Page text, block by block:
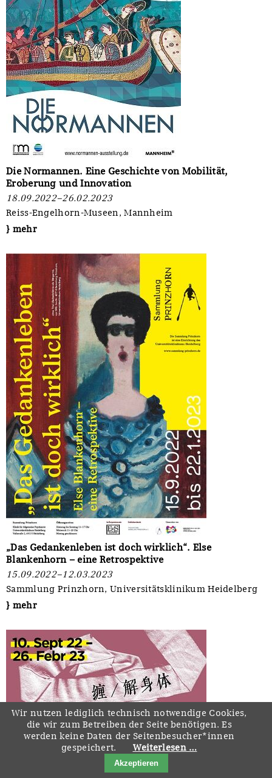
Die Normannen. Eine Geschichte von Mobilität,
Eroberung und Innovation
18.09.2022–26.02.2023
Reiss-Engelhorn-Museen, Mannheim
} mehr
„Das Gedankenleben ist doch wirklich“. Else
Blankenhorn – eine Retrospektive
15.09.2022–12.03.2023
Sammlung Prinzhorn, Universitätsklinikum Heidelberg
} mehr
Wir nutzen lediglich technisch notwendige Cookies,
die wir zum Betreiben der Seite benötigen. Es
werden keine Daten der Seitenbesucher*innen
gespeichert.
Weiterlesen …
Akzeptieren